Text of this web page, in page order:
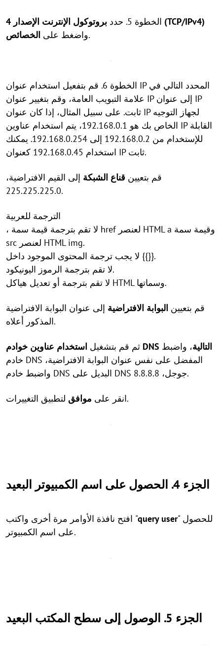
الخطوة 5. حدد بروتوكول الإنترنت الإصدار 4 (TCP/IPv4)
واضغط على الخصائص .
الخطوة 6. قم بتفعيل استخدام عنوان IP المحدد التالي في
علامة التبويب العامة، وقم بتغيير عنوان IP إلى عنوان IP
ثابت. على سبيل المثال، إذا كان عنوان IP لجهاز التوجيه
الخاص بك هو 192.168.0.1، يتم استخدام عناوين IP القابلة
للإستخدام من 192.168.0.2 إلى 192.168.0.254. يمكنك
استخدام 192.168.0.45 كعنوان IP ثابت.
قم بتعيين قناع الشبكة إلى القيم الافتراضية،
225.225.225.0.
الترجمة للعربية
، لا تقم بترجمة قيمة سمة href لعنصر HTML a وقيمة سمة
src لعنصر HTML img.
لا يجب ترجمة المحتوى الموجود داخل {{}}.
لا تقم بترجمة الرموز اليونيكود.
لا تقم بترجمة أو تعديل هياكل HTML وسماتها.
قم بتعيين البوابة الافتراضية إلى عنوان البوابة الافتراضية
المذكور أعلاه.
ثم قم بتشغيل استخدام عناوين خوادم DNS التالية، واضبط
خادم DNS المفضل على نفس عنوان البوابة الافتراضية،
واضبط خادم DNS البديل على DNS جوجل، 8.8.8.8.
انقر على موافق لتطبيق التغييرات.
الجزء 4. الحصول على اسم الكمبيوتر البعيد
افتح نافذة الأوامر مرة أخرى واكتب "query user" للحصول
على اسم الكمبيوتر.
الجزء 5. الوصول إلى سطح المكتب البعيد